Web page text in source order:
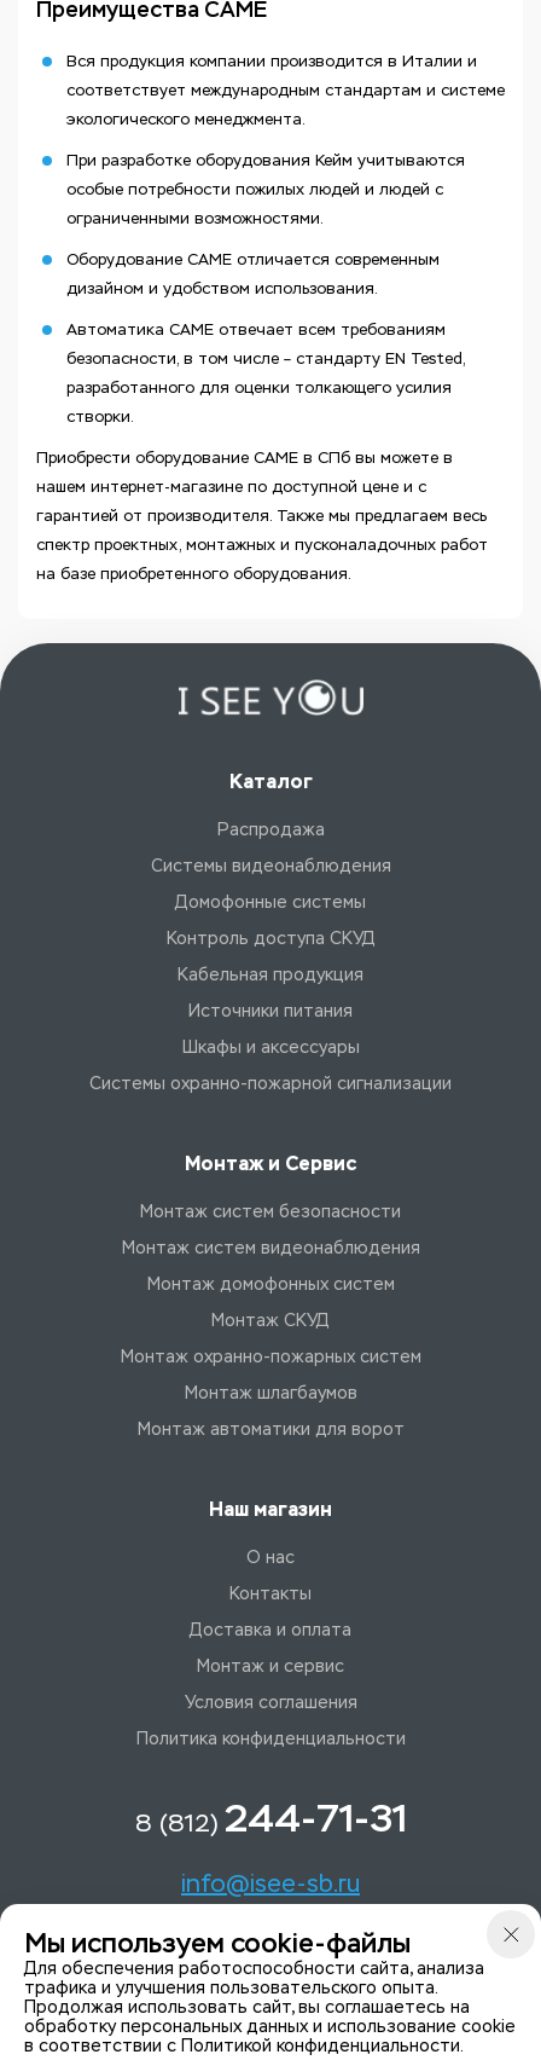
Преимущества CAME
Вся продукция компании производится в Италии и
соответствует международным стандартам и системе
экологического менеджмента.
При разработке оборудования Кейм учитываются
особые потребности пожилых людей и людей с
ограниченными возможностями.
Оборудование CAME отличается современным
дизайном и удобством использования.
Автоматика CAME отвечает всем требованиям
безопасности, в том числе – стандарту EN Tested,
разработанного для оценки толкающего усилия
створки.
Приобрести оборудование CAME в СПб вы можете в
нашем интернет-магазине по доступной цене и с
гарантией от производителя. Также мы предлагаем весь
спектр проектных, монтажных и пусконаладочных работ
на базе приобретенного оборудования.
Каталог
Распродажа
Системы видеонаблюдения
Домофонные системы
Контроль доступа СКУД
Кабельная продукция
Источники питания
Шкафы и аксессуары
Системы охранно-пожарной сигнализации
Монтаж и Сервис
Монтаж систем безопасности
Монтаж систем видеонаблюдения
Монтаж домофонных систем
Монтаж СКУД
Монтаж охранно-пожарных систем
Монтаж шлагбаумов
Монтаж автоматики для ворот
Наш магазин
О нас
Контакты
Доставка и оплата
Монтаж и сервис
Условия соглашения
Политика конфиденциальности
8 (812) 244-71-31
info@isee-sb.ru
Светлановский пр-кт, д. 70, корп. 1
Мы в Telegam
Мы используем cookie-файлы
Для обеспечения работоспособности сайта, анализа
трафика и улучшения пользовательского опыта.
Продолжая использовать сайт, вы соглашаетесь на
обработку персональных данных и использование cookie
в соответствии с Политикой конфиденциальности.